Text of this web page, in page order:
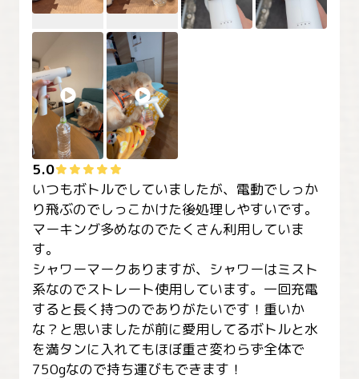
5.0
いつもボトルでしていましたが、電動でしっか
り飛ぶのでしっこかけた後処理しやすいです。
マーキング多めなのでたくさん利用していま
す。
シャワーマークありますが、シャワーはミスト
系なのでストレート使用しています。一回充電
すると長く持つのでありがたいです！重いか
な？と思いましたが前に愛用してるボトルと水
を満タンに入れてもほぼ重さ変わらず全体で
750gなので持ち運びもできます！